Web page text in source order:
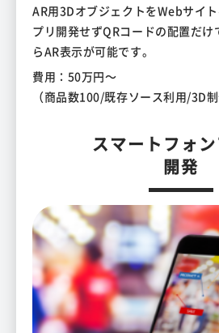
AR用3DオブジェクトをWebサイ
プリ開発せずQRコードの配置だ
らAR表示が可能です。
費用：50万円～
（商品数100/既存ソース利用/3D制
スマートフォ
開発